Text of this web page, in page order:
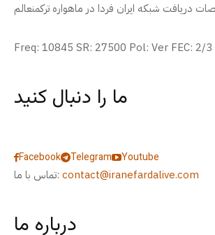
Freq: 10845 SR: 27500 Pol: Ver FEC: 2/3
ما را دنبال کنید
Facebook Telegram
Youtube
تماس با ما: contact@iranefardalive.com
درباره ما